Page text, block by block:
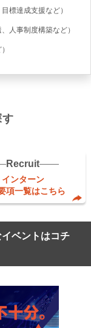
標達成支援など）
人事制度構築など）
Recruit
インターン
項一覧はこちら
ベントはコチ